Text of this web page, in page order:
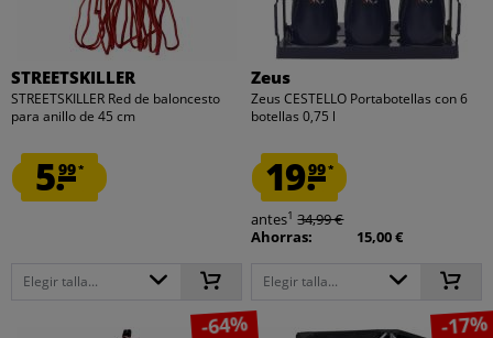
STREETSKILLER
STREETSKILLER Red de baloncesto
para anillo de 45 cm
5.99*
Elegir talla...
Zeus
Zeus CESTELLO Portabotellas con 6
botellas 0,75 l
19.99*
antes1 34,99 €
Ahorras:
15,00 €
Elegir talla...
-64% -17%